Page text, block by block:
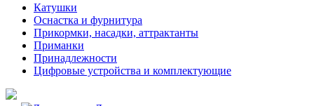
Катушки
Оснастка и фурнитура
Прикормки, насадки, аттрактанты
Приманки
Принадлежности
Цифровые устройства и комплектующие